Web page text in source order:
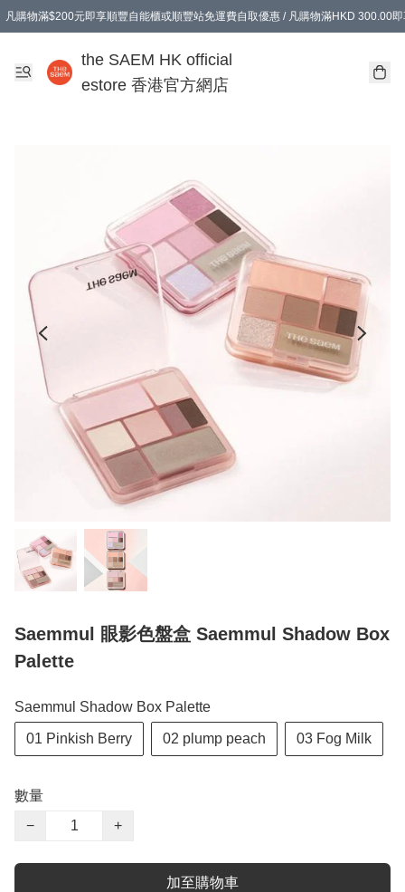
凡購物滿$200元即享順豐自能櫃或順豐站免運費自取優惠 / 凡購物滿HKD 300.00
the SAEM HK official
estore 香港官方網店
Saemmul 眼影色盤盒 Saemmul Shadow Box
Palette
Saemmul Shadow Box Palette
01 Pinkish Berry 02 plump peach 03 Fog Milk
數量
−
+
加至購物車